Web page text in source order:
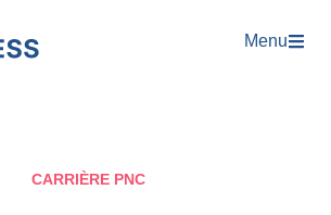
Menu
CARRIÈRE PNC